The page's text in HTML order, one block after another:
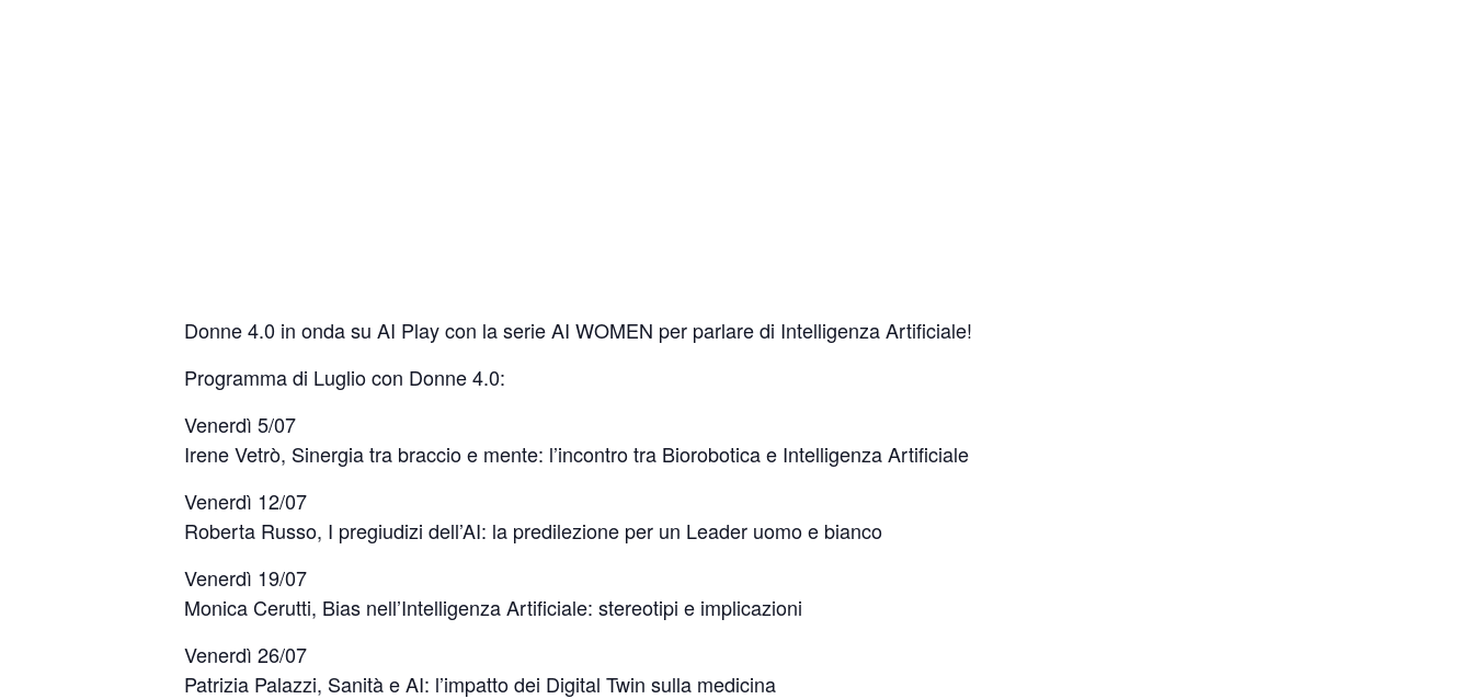
Donne 4.0 in onda su AI Play con la serie AI WOMEN per parlare di Intelligenza Artificiale!
Programma di Luglio con Donne 4.0:
Venerdì 5/07
Irene Vetrò, Sinergia tra braccio e mente: l’incontro tra Biorobotica e Intelligenza Artificiale
Venerdì 12/07
Roberta Russo, I pregiudizi dell’AI: la predilezione per un Leader uomo e bianco
Venerdì 19/07
Monica Cerutti, Bias nell’Intelligenza Artificiale: stereotipi e implicazioni
Venerdì 26/07
Patrizia Palazzi, Sanità e AI: l’impatto dei Digital Twin sulla medicina